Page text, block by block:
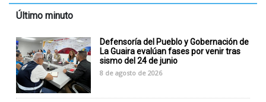
Último minuto
Defensoría del Pueblo y Gobernación de
La Guaira evalúan fases por venir tras
sismo del 24 de junio
8 de agosto de 2026